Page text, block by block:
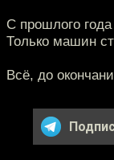
С прошлого года
Только машин
Всё, до